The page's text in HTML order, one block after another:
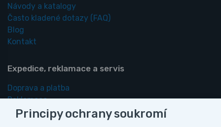
Návody a katalogy
Často kladené dotazy (FAQ)
Blog
Kontakt
Expedice, reklamace a servis
Doprava a platba
Reklamace
Vrácení zboží
Principy ochrany soukromí